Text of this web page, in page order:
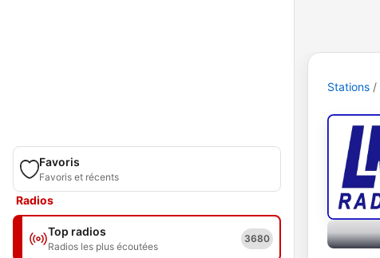
Favoris
Favoris et récents
Radios
Top radios
Radios les plus écoutées
3680
Stations